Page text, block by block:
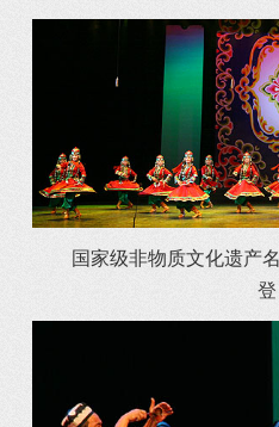
国家级非物质文化遗产
登